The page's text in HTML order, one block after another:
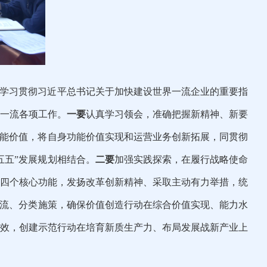
习贯彻习近平总书记关于加快建设世界一流企业的重要指
流各项工作。 一要认真学习领会，准确把握新精神、新要
价值，将自身功能价值实现和运营业务创新拓展，同贯彻
”发展规划相结合。 二要加强实践探索，在履行战略使命
个核心功能，发扬改革创新精神、采取主动有力举措，统
、分类施策， 确保价值创造行动在综合价值实现、能力水
， 创建示范行动在培育新质生产力、布局发展战新产业上